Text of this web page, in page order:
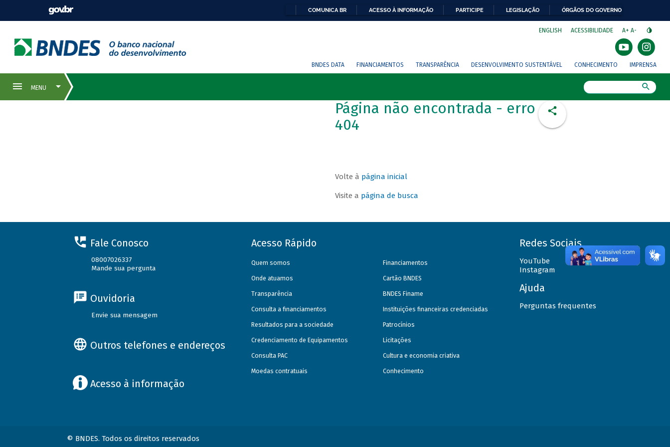
COMUNICA BR ACESSO À INFORMAÇÃO PARTICIPE LEGISLAÇÃO ÓRGÃOS DO GOVERNO
ENGLISH ACESSIBILIDADE A+ A-
BNDES DATA FINANCIAMENTOS TRANSPARÊNCIA DESENVOLVIMENTO SUSTENTÁVEL CONHECIMENTO IMPRENSA
Página não encontrada - erro
404
Volte à página inicial
Visite a página de busca
Fale Conosco
08007026337
Mande sua pergunta
Ouvidoria
Envie sua mensagem
Outros telefones e endereços
Acesso à informação
Acesso Rápido
Quem somos
Onde atuamos
Transparência
Consulta a financiamentos
Resultados para a sociedade
Credenciamento de Equipamentos
Consulta PAC
Moedas contratuais
Financiamentos
Cartão BNDES
BNDES Finame
Instituições financeiras credenciadas
Patrocínios
Licitações
Cultura e economia criativa
Conhecimento
Redes Sociais
YouTube
Instagram
Ajuda
Perguntas frequentes
© BNDES. Todos os direitos reservados